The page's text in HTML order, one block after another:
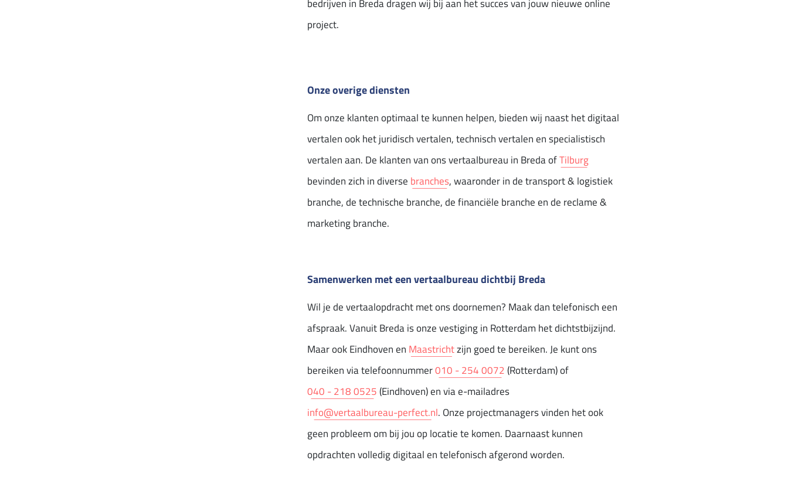
bedrijven in Breda dragen wij bij aan het succes van jouw nieuwe online
project.
Onze overige diensten
Om onze klanten optimaal te kunnen helpen, bieden wij naast het digitaal
vertalen ook het juridisch vertalen, technisch vertalen en specialistisch
vertalen aan. De klanten van ons vertaalbureau in Breda ofTilburg
bevinden zich in diverse branches, waaronder in de transport & logistiek
branche, de technische branche, de financiële branche en de reclame &
marketing branche.
Samenwerken met een vertaalbureau dichtbij Breda
Wil je de vertaalopdracht met ons doornemen? Maak dan telefonisch een
afspraak. Vanuit Breda is onze vestiging in Rotterdam het dichtstbijzijnd.
Maar ook Eindhoven en Maastrichtzijn goed te bereiken. Je kunt ons
bereiken via telefoonnummer010 - 254 0072(Rotterdam) of
040 - 218 0525(Eindhoven) en via e-mailadres
info@vertaalbureau-perfect.nl. Onze projectmanagers vinden het ook
geen probleem om bij jou op locatie te komen. Daarnaast kunnen
opdrachten volledig digitaal en telefonisch afgerond worden.